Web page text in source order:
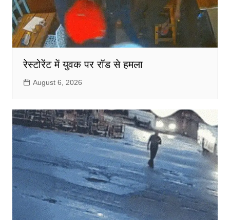
रेस्टोरेंट में युवक पर रॉड से हमला
August 6, 2026